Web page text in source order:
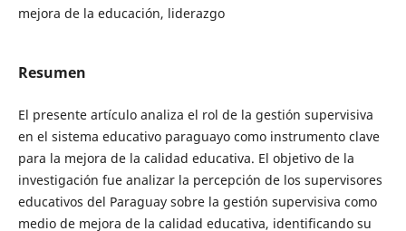
mejora de la educación, liderazgo
Resumen
El presente artículo analiza el rol de la gestión supervisiva
en el sistema educativo paraguayo como instrumento clave
para la mejora de la calidad educativa. El objetivo de la
investigación fue analizar la percepción de los supervisores
educativos del Paraguay sobre la gestión supervisiva como
medio de mejora de la calidad educativa, identificando su